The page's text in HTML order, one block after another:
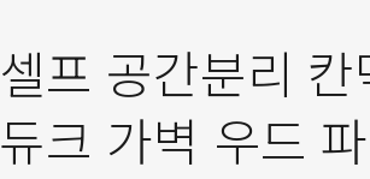
셀프 공간분리
듀크 가벽 우드